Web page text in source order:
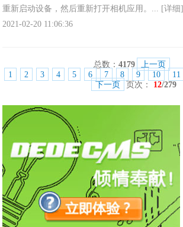
重新启动设备，然后重新打开相机应用。... [详细]
2021-02-20 11:06:36
总数： 4179
上一页
1
2 3 4 5 6 7 8 9 10 11
下一页
页次： 12/279